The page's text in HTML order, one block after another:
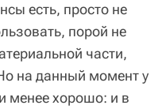
есть, просто не
порой не
части,
на данный момент у
менее хорошо: и в